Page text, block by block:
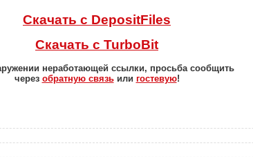
Скачать с DepositFiles
Скачать с TurboBit
неработающей ссылки, просьба сообщить
через обратную связьили гостевую!